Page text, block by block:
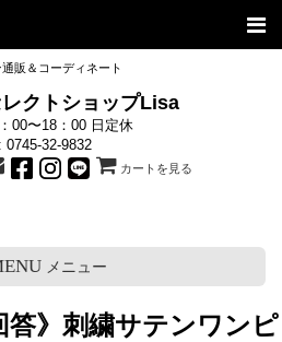
販＆コーディネート
クトショップLisa
00〜18：00 日定休
0745-32-9832
カートを見る
メニュー
答》刺繍サテンワンピ